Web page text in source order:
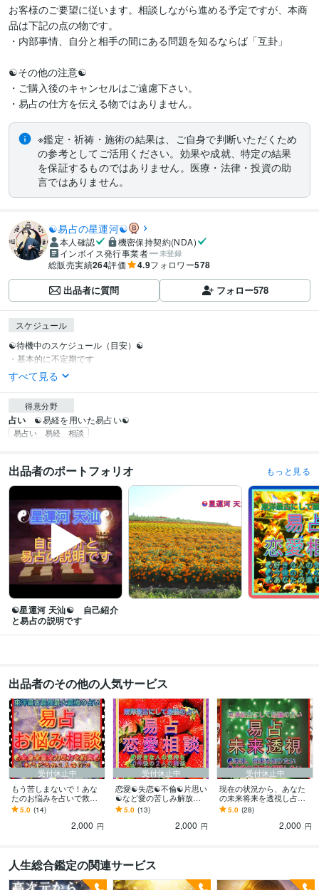
お客様のご要望に従います。相談しながら進める予定ですが、本商
品は下記の点の物です。
・内部事情、自分と相手の間にある問題を知るならば「互卦」
☯その他の注意☯
・ご購入後のキャンセルはご遠慮下さい。
・易占の仕方を伝える物ではありません。
※鑑定・祈祷・施術の結果は、ご自身で判断いただくため
の参考としてご活用ください。効果や成就、特定の結果
を保証するものではありません。医療・法律・投資の助
言ではありません。
☯易占の星運河☯
本人確認
機密保持契約(NDA)
インボイス発行事業者
未登録
総販売実績264評価 4.9フォロワー578
出品者に質問 フォロー578
スケジュール
☯待機中のスケジュール（目安）☯
・基本的に不定期です
すべて見る
得意分野
占い ☯易経を用いた易占い☯
易占い 易経 相談
出品者のポートフォリオ もっと見る
☯星運河 天汕☯ 自己紹介
と易占の説明です
出品者のその他の人気サービス
受付休止中
もう苦しまないで！あな
たのお悩みを占いで救い
ます ☯東洋最古にして最
強の易占いが、あなたの
味方になります☯
5.0 (14)
2,000 円
受付休止中
恋愛☯失恋☯不倫☯片思い
☯など愛の苦しみ解放し
ます 少ない情報でも占い
可能です☯お相手の気持
ち真意をお伝えします
5.0 (13)
2,000 円
受付休止中
現在の状況から、あなた
の未来将来を透視し占い
ます ☯これから起きる事
柄☯この先の状況が不安☯
今後を知りたい方☯
5.0 (28)
2,000 円
人生総合鑑定の関連サービス